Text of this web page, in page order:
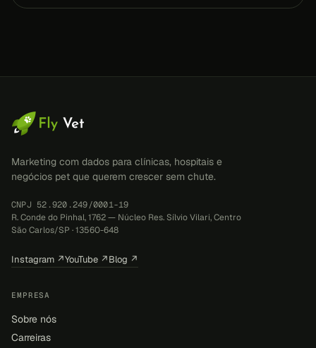
Marketing com dados para clínicas, hospitais e
negócios pet que querem crescer sem chute.
CNPJ 52.920.249/0001-19
R. Conde do Pinhal, 1762 — Núcleo Res. Sílvio Vilari, Centro
São Carlos/SP · 13560-648
Instagram ↗YouTube ↗Blog ↗
EMPRESA
Sobre nós
Carreiras